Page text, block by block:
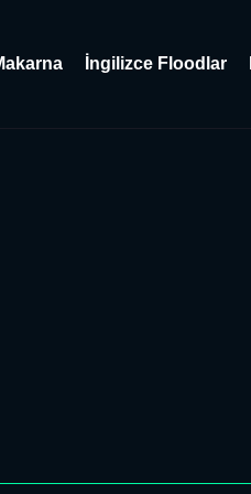
İngilizce Floodlar